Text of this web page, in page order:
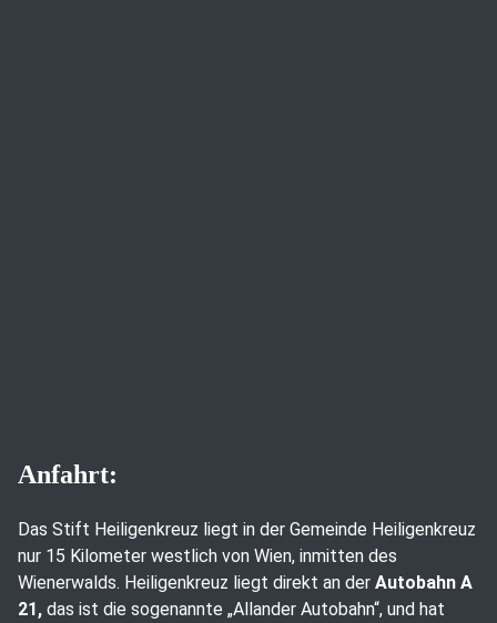
Anfahrt:
Das Stift Heiligenkreuz liegt in der Gemeinde Heiligenkreuz
nur 15 Kilometer westlich von Wien, inmitten des
Wienerwalds. Heiligenkreuz liegt direkt an der Autobahn A
21, das ist die sogenannte „Allander Autobahn“, und hat